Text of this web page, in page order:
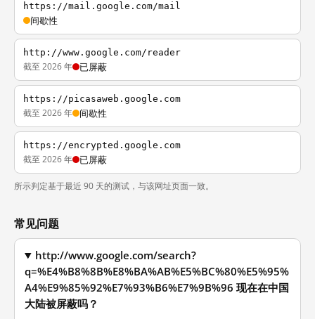
https://mail.google.com/mail
间歇性
http://www.google.com/reader
截至 2026 年 已屏蔽
https://picasaweb.google.com
截至 2026 年 间歇性
https://encrypted.google.com
截至 2026 年 已屏蔽
所示判定基于最近 90 天的测试，与该网址页面一致。
常见问题
http://www.google.com/search?
q=%E4%B8%8B%E8%BA%AB%E5%BC%80%E5%95%
A4%E9%85%92%E7%93%B6%E7%9B%96 现在在中国
大陆被屏蔽吗？